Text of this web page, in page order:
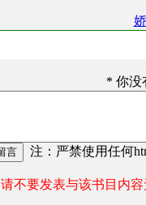
* 你没
注：严禁使用任何
请不要发表与该书目内